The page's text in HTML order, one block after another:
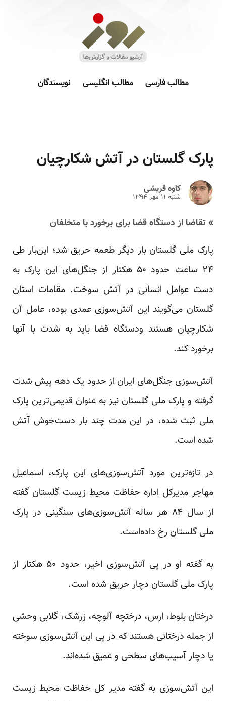
مطالب فارسی مطالب انگلیسی نویسندگان
پارک گلستان در آتش شکارچیان
کاوه قریشی
شنبه ۱۱ مهر ۱۳۹۴
» تقاضا از دستگاه قضا برای برخورد با متخلفان
پارک ملی گلستان بار دیگر طعمه حریق شد؛ این‌بار طی
۲۴ ساعت حدود ۵۰ هکتار از جنگل‌های این پارک به
دست عوامل انسانی در آتش سوخت. مقامات استان
گلستان می‌گویند این آتش‌سوزی عمدی بوده، عامل آن
شکارچیان هستند ودستگاه قضا باید به شدت با آنها
برخورد کند.
آتش‌سوزی جنگل‌های ایران از حدود یک دهه پیش شدت
گرفته و پارک ملی گلستان نیز به عنوان قدیمی‌ترین پارک
ملی ثبت شده، در این مدت چند بار دست‌خوش آتش
شده است.
در تازه‌ترین مورد آتش‌سوزی‌های این پارک، اسماعیل
مهاجر مدیرکل اداره حفاظت محیط زیست گلستان گفته
از سال ۸۴ هر ساله آتش‌سوزی‌های سنگینی در پارک
ملی گلستان رخ داده‌است.
به گفته او در پی آتش‌سوزی اخیر، حدود ۵۰ هکتار از
پارک ملی گلستان دچار حریق شده است.
درختان بلوط، ارس، درختچه آلوچه، زرشک، گلابی وحشی
از جمله درختانی هستند که در پی این آتش‌سوزی سوخته
یا دچار آسیب‌های سطحی و عمیق شده‌اند.
این آتش‌سوزی به گفته مدیر کل حفاظت محیط زیست